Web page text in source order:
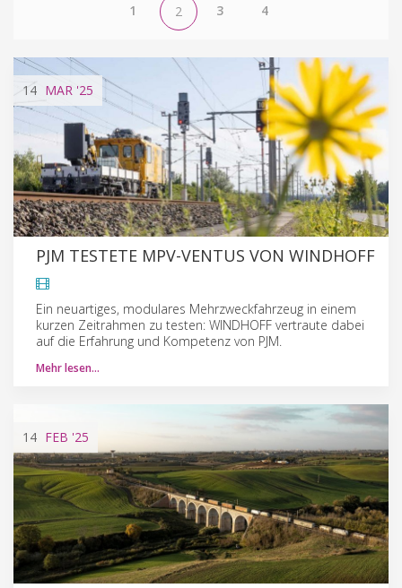
1 2 3 4
14 MAR '25
PJM TESTETE MPV-VENTUS VON WINDHOFF
Ein neuartiges, modulares Mehrzweckfahrzeug in einem
kurzen Zeitrahmen zu testen: WINDHOFF vertraute dabei
auf die Erfahrung und Kompetenz von PJM.
Mehr lesen…
14 FEB '25